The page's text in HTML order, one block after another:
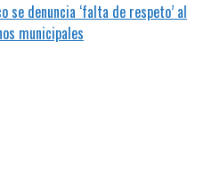
se denuncia ‘falta de respeto’ al
municipales